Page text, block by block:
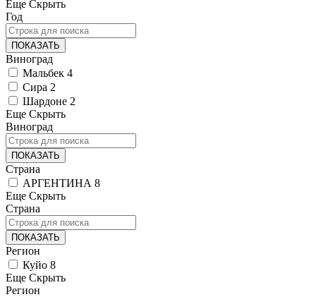
Еще Скрыть
Год
ПОКАЗАТЬ
Виноград
Мальбек 4
Сира 2
Шардоне 2
Еще Скрыть
Виноград
ПОКАЗАТЬ
Страна
АРГЕНТИНА 8
Еще Скрыть
Страна
ПОКАЗАТЬ
Регион
Куйо 8
Еще Скрыть
Регион